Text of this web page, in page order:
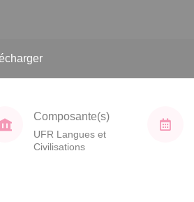
Composante(s)
UFR Langues et
Civilisations